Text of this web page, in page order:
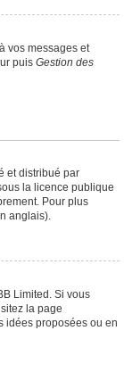
vos messages et
puis Gestion des
et distribué par
la licence publique
Pour plus
anglais).
Limited. Si vous
la page
idées proposées ou en